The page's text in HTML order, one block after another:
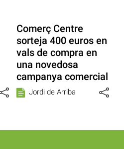
Comerç Centre
sorteja 400 euros en
vals de compra en
una novedosa
campanya comercial
Jordi de Arriba